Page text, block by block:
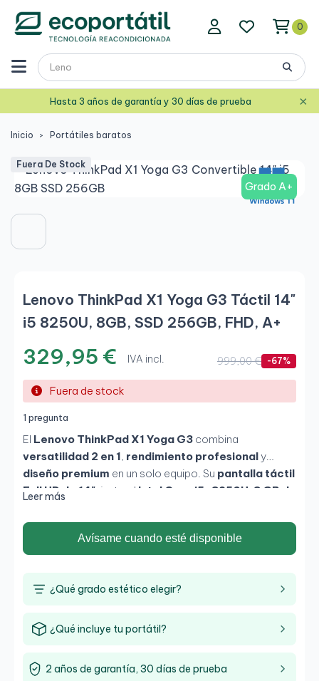
0
Hasta 3 años de garantía y 30 días de prueba ×
Inicio Portátiles baratos
Grado A+
Fuera De Stock
Lenovo ThinkPad X1 Yoga G3 Táctil 14"
i5 8250U, 8GB, SSD 256GB, FHD, A+
329,95 € IVA incl. 999,00 € -67%
Fuera de stock
1 pregunta
El Lenovo ThinkPad X1 Yoga G3 combina
versatilidad 2 en 1, rendimiento profesionaly
diseño premium en un solo equipo. Su pantalla táctil
Full HD de 14" , junto al Intel Core i5-8250U 8 GB de
y comodidad tanto en modo portátil como en modo
tablet. Ideal paraprofesionales, docentes o
usuarios en movimientoque valoran la calidad y la
Leer más
Avísame cuando esté disponible
¿Qué grado estético elegir?
¿Qué incluye tu portátil?
2 años de garantía, 30 días de prueba